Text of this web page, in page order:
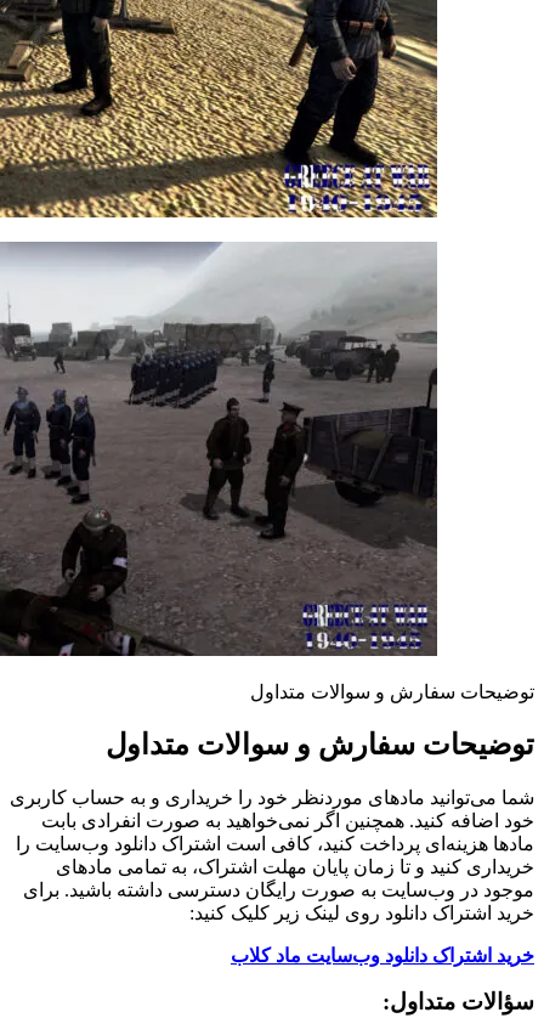
توضیحات سفارش و سوالات متداول
توضیحات سفارش و سوالات متداول
شما می‌توانید مادهای موردنظر خود را خریداری و به حساب کاربری
خود اضافه کنید. همچنین اگر نمی‌خواهید به صورت انفرادی بابت
مادها هزینه‌ای پرداخت کنید، کافی است اشتراک دانلود وب‌سایت را
خریداری کنید و تا زمان پایان مهلت اشتراک، به تمامی مادهای
موجود در وب‌سایت به صورت رایگان دسترسی داشته باشید. برای
خرید اشتراک دانلود روی لینک زیر کلیک کنید:
خرید اشتراک دانلود وب‌سایت ماد کلاب
سؤالات متداول: